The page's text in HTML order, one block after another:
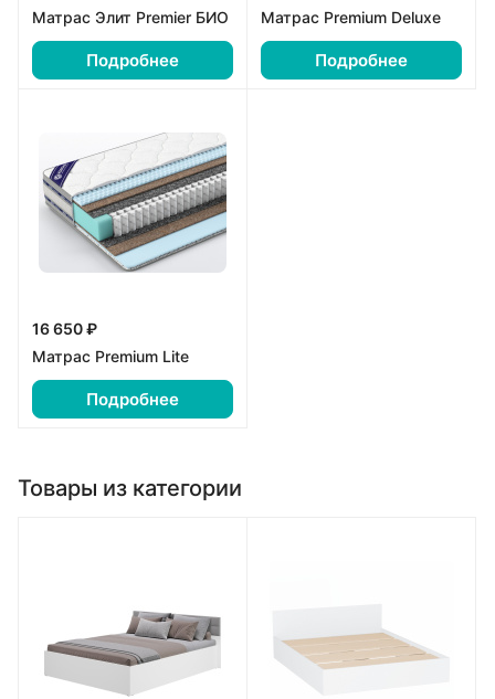
Матрас Элит Premier БИО
Подробнее
Матрас Premium Deluxe
Подробнее
16 650 ₽
Матрас Premium Lite
Подробнее
Товары из категории